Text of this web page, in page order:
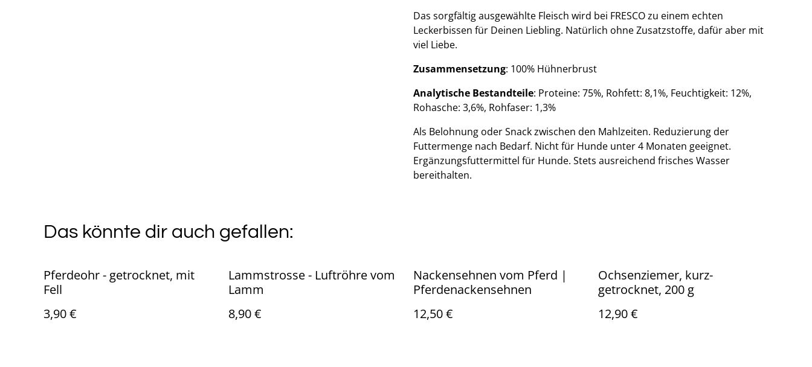
Das sorgfältig ausgewählte Fleisch wird bei FRESCO zu einem echten
Leckerbissen für Deinen Liebling. Natürlich ohne Zusatzstoffe, dafür aber mit
viel Liebe.
Zusammensetzung: 100% Hühnerbrust
Analytische Bestandteile: Proteine: 75%, Rohfett: 8,1%, Feuchtigkeit: 12%,
Rohasche: 3,6%, Rohfaser: 1,3%
Als Belohnung oder Snack zwischen den Mahlzeiten. Reduzierung der
Futtermenge nach Bedarf. Nicht für Hunde unter 4 Monaten geeignet.
Ergänzungsfuttermittel für Hunde. Stets ausreichend frisches Wasser
bereithalten.
Das könnte dir auch gefallen:
Pferdeohr - getrocknet, mit
Fell
3,90 €
Lammstrosse - Luftröhre vom
Lamm
8,90 €
Nackensehnen vom Pferd |
Pferdenackensehnen
12,50 €
Ochsenziemer, kurz-
getrocknet, 200 g
12,90 €